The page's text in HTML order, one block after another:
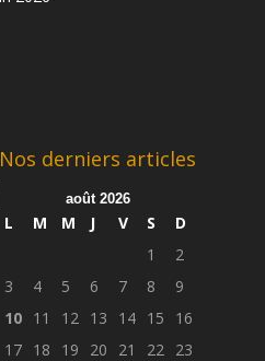
Nos derniers articles
août 2026
L M M J V S
D
1
2
3
4 5 6 7 8
9
10 11 12 13 14 15
16
17 18 19 20 21 22 23